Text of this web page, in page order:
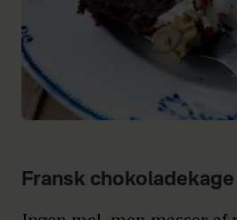
Fransk chokoladekage